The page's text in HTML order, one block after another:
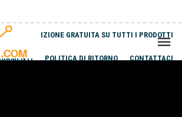
SPEDIZIONE GRATUITA SU TUTTI I PRODOTTI
POLITICA DI RITORNO CONTATTACI